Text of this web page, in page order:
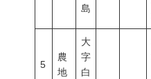
島
5
農
地
大
字
白